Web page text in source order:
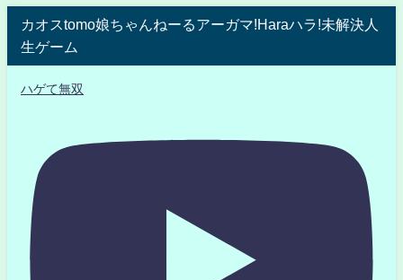
カオスtomo娘ちゃんねーるアーガマ!Haraハラ!未解決人
生ゲーム
ハゲて無双